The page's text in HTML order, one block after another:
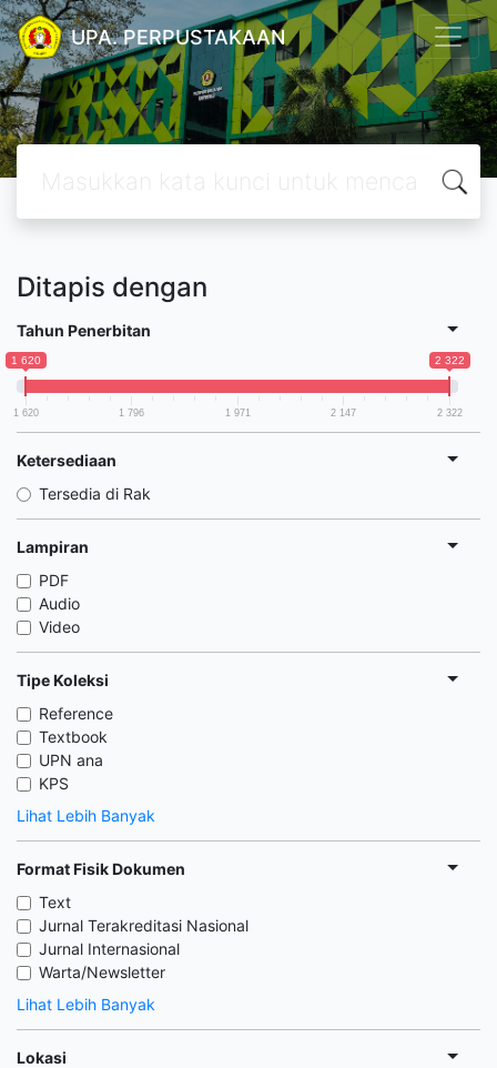
UPA. PERPUSTAKAAN
Ditapis dengan
Tahun Penerbitan
1 620 2 322
1 620 1 796 1 971 2 147 2 322
Ketersediaan
Tersedia di Rak
Lampiran
PDF
Audio
Video
Tipe Koleksi
Reference
Textbook
UPN ana
KPS
Lihat Lebih Banyak
Format Fisik Dokumen
Text
Jurnal Terakreditasi Nasional
Jurnal Internasional
Warta/Newsletter
Lihat Lebih Banyak
Lokasi